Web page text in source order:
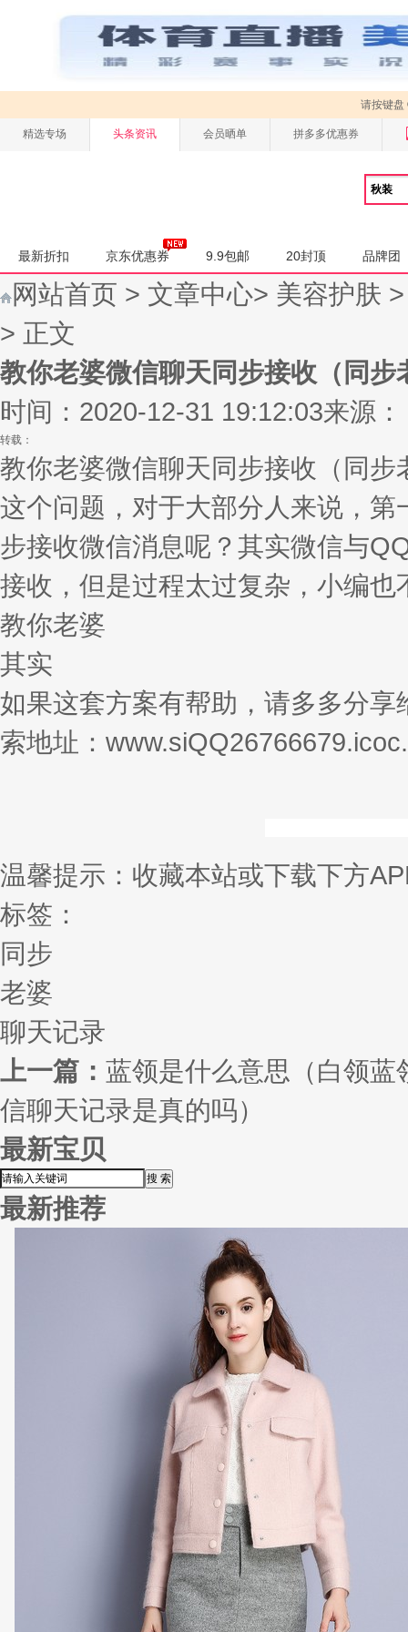
请按键盘
精选专场 头条资讯 会员晒单 拼多多优惠券
最新折扣 京东优惠券 9.9包邮 20封顶 品牌团
网站首页 > 文章中心> 美容护肤
> 正文
教你老婆微信聊天同步接收（同步
时间：2020-12-31 19:12:03来源：
转载：
教你老婆微信聊天同步接收（同
这个问题，对于大部分人来说，
步接收微信消息呢？其实微信与
接收，但是过程太过复杂，小编
教你老婆
其实
如果这套方案有帮助，请多多分
索地址：
温馨提示：收藏本站或下载下方
标签：
同步
老婆
聊天记录
上一篇： 蓝领是什么意思（白领蓝
信聊天记录是真的吗）
最新宝贝
最新推荐